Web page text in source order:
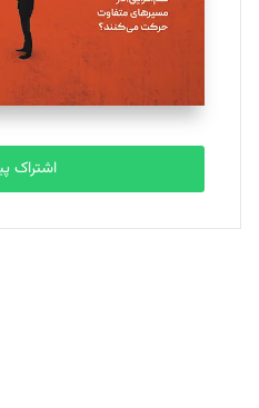
تحریریه
مصطفی مسجدی
تحریریه
بابک نقاش
تحریریه
اشتراک